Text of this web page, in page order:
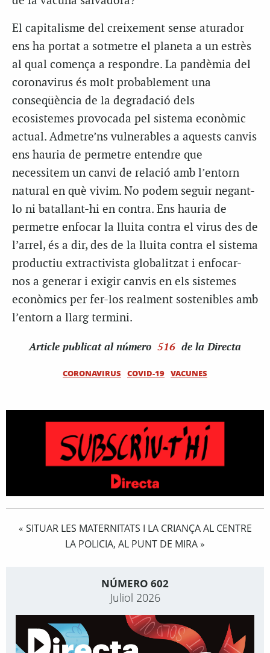
El capitalisme del creixement sense aturador
ens ha portat a sotmetre el planeta a un estrès
al qual comença a respondre. La pandèmia del
coronavirus és molt probablement una
conseqüència de la degradació dels
ecosistemes provocada pel sistema econòmic
actual. Admetre’ns vulnerables a aquests canvis
ens hauria de permetre entendre que
necessitem un canvi de relació amb l’entorn
natural en què vivim. No podem seguir negant-
lo ni batallant-hi en contra. Ens hauria de
permetre enfocar la lluita contra el virus des de
l’arrel, és a dir, des de la lluita contra el sistema
productiu extractivista globalitzat i enfocar-
nos a generar i exigir canvis en els sistemes
econòmics per fer-los realment sostenibles amb
l’entorn a llarg termini.
Article publicat al número 516 de la Directa
CORONAVIRUS COVID-19 VACUNES
« SITUAR LES MATERNITATS I LA CRIANÇA AL CENTRE
LA POLICIA, AL PUNT DE MIRA »
NÚMERO 602
Juliol 2026